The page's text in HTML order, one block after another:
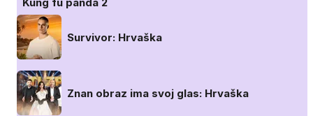
Kung fu panda 2
Survivor: Hrvaška
Znan obraz ima svoj glas: Hrvaška